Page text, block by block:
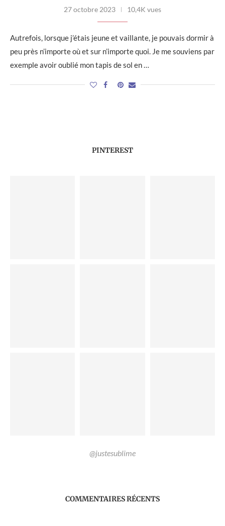
27 octobre 2023 10,4K vues
Autrefois, lorsque j’étais jeune et vaillante, je pouvais dormir à
peu près n’importe où et sur n’importe quoi. Je me souviens par
exemple avoir oublié mon tapis de sol en …
PINTEREST
@justesublime
COMMENTAIRES RÉCENTS